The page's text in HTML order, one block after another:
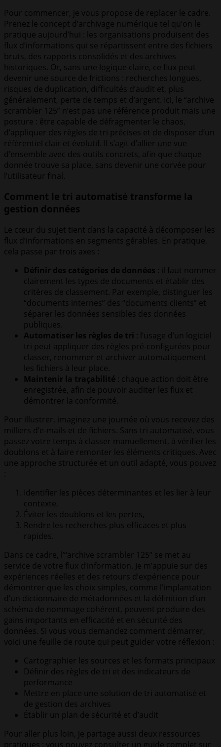
Pour commencer, je vous propose de replacer le cadre.
Prenez le concept d’archivage numérique tel qu’on le
pratique aujourd’hui : les organisations produisent des
flux d’informations qui se répartissent entre des fichiers
bruts, des rapports consolidés et des archives
historiques. Or, sans une logique claire, ce flux peut
devenir une source de frictions : recherches longues,
risques de duplication, difficultés d’audit et, plus
généralement, perte de temps et d’argent. Ici, le “archive
scrambler 125” n’est pas une référence produit mais une
posture : être capable de défragmenter le chaos,
d’appliquer des règles de tri précises et de disposer d’un
référentiel clair et évolutif. Il s’agit d’allier une vue
d’ensemble avec des outils concrets, afin que chaque
donnée trouve sa place, sans devenir une corvée pour
l’utilisateur final.
Comment le tri automatisé transforme la
gestion données
Le cœur du sujet tient dans la capacité à décomposer les
flux d’informations en segments gérables. En pratique,
cela passe par trois axes :
Définir des catégories de données : il faut nommer
clairement les types de documents et établir des
critères de classement. Par exemple, distinguer les
“documents internes” des “documents clients” et
séparer les données sensibles des données
publiques.
Automatiser les règles de tri : l’usage d’un logiciel
tri peut appliquer des règles pré-configurées pour
classer, renommer et archiver automatiquement
les fichiers à leur place.
Maintenir la traçabilité : chaque action doit être
enregistrée, afin de pouvoir auditer les flux et
démontrer la conformité.
Pour illustrer, imaginez une journée où vous recevez des
milliers d’e-mails et de fichiers. Sans tri automatisé, vous
passez votre temps à classer manuellement, à vérifier les
doublons et à faire remonter les éléments critiques. Avec
une approche structurée et un outil adapté, vous pouvez
:
Identifier les pièces déterminantes et les lier à leur
contexte,
Éviter les doublons et les pertes,
Rendre les recherches plus efficaces et plus
rapides.
Dans ce cadre, l’“archive scrambler 125” se met au
service de votre flux d’information. Je m’appuie sur des
expériences réelles et des retours d’expérience pour
démontrer que les choix simples, comme l’implantation
d’un dictionnaire de métadonnées et la définition d’un
schéma de nommage cohérent, peuvent produire des
gains importants en efficacité et en sécurité des
données. Si vous vous demandez comment démarrer,
voici une feuille de route qui peut guider votre réflexion :
Cartographier les sources et les formats principaux
Définir des règles de tri et des indicateurs de
performance
Mettre en place une solution de tri automatisé et
de gestion des archives
Établir un plan de sécurité et d’audit
Pour aller plus loin, je partage aussi deux ressources
pratiques : vous pouvez consulter un guide complet sur